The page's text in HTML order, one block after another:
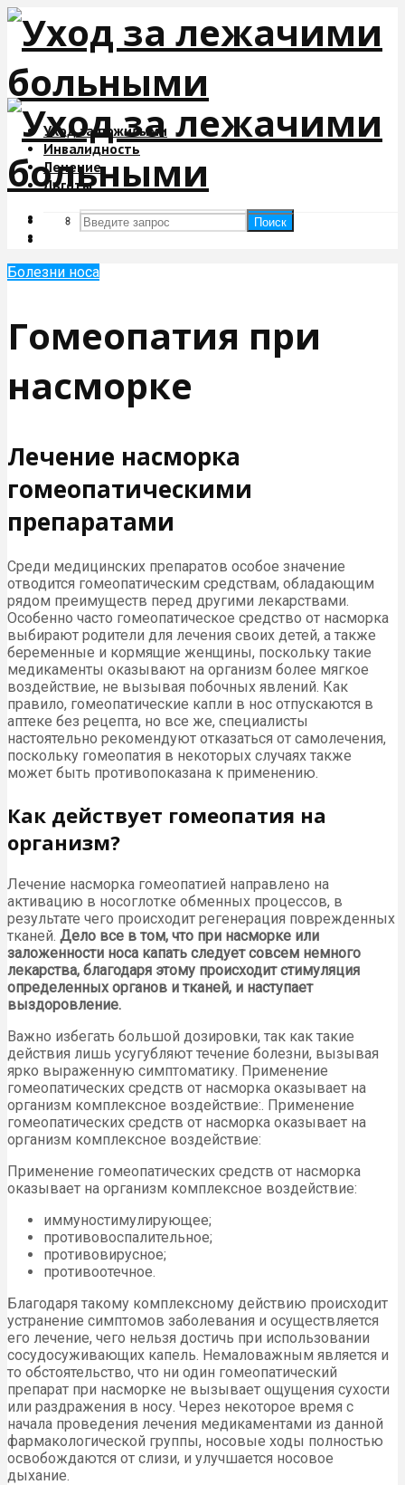
Уход за пожилыми
Инвалидность
Лечение
Льготы
Поиск
Поиск
Болезни носа
Гомеопатия при
насморке
Лечение насморка
гомеопатическими
препаратами
Среди медицинских препаратов особое значение
отводится гомеопатическим средствам, обладающим
рядом преимуществ перед другими лекарствами.
Особенно часто гомеопатическое средство от насморка
выбирают родители для лечения своих детей, а также
беременные и кормящие женщины, поскольку такие
медикаменты оказывают на организм более мягкое
воздействие, не вызывая побочных явлений. Как
правило, гомеопатические капли в нос отпускаются в
аптеке без рецепта, но все же, специалисты
настоятельно рекомендуют отказаться от самолечения,
поскольку гомеопатия в некоторых случаях также
может быть противопоказана к применению.
Как действует гомеопатия на
организм?
Лечение насморка гомеопатией направлено на
активацию в носоглотке обменных процессов, в
результате чего происходит регенерация поврежденных
тканей. Дело все в том, что при насморке или
заложенности носа капать следует совсем немного
лекарства, благодаря этому происходит стимуляция
определенных органов и тканей, и наступает
выздоровление.
Важно избегать большой дозировки, так как такие
действия лишь усугубляют течение болезни, вызывая
ярко выраженную симптоматику. Применение
гомеопатических средств от насморка оказывает на
организм комплексное воздействие:. Применение
гомеопатических средств от насморка оказывает на
организм комплексное воздействие:
Применение гомеопатических средств от насморка
оказывает на организм комплексное воздействие:
иммуностимулирующее;
противовоспалительное;
противовирусное;
противоотечное.
Благодаря такому комплексному действию происходит
устранение симптомов заболевания и осуществляется
его лечение, чего нельзя достичь при использовании
сосудосуживающих капель. Немаловажным является и
то обстоятельство, что ни один гомеопатический
препарат при насморке не вызывает ощущения сухости
или раздражения в носу. Через некоторое время с
начала проведения лечения медикаментами из данной
фармакологической группы, носовые ходы полностью
освобождаются от слизи, и улучшается носовое
дыхание.